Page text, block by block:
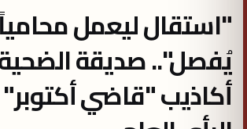
​"استقال ليعمل
يُفصل".. صديقة
أكاذيب "قاضي